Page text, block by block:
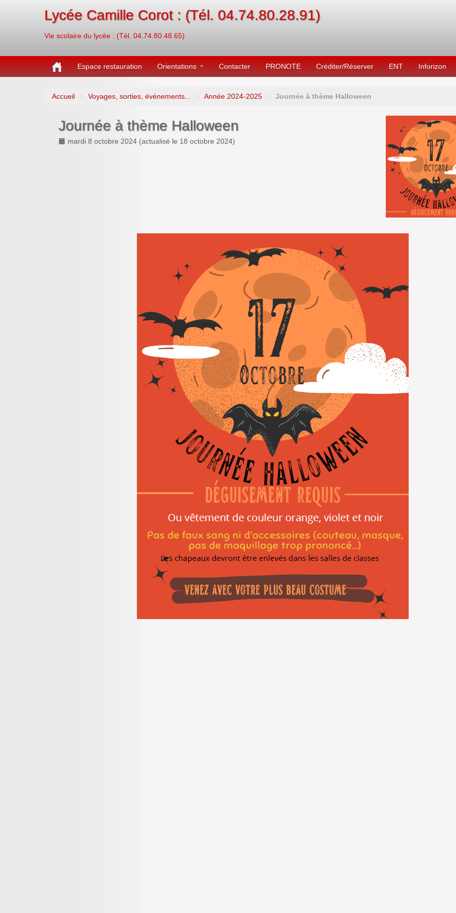
Lycée Camille Corot : (Tél. 04.74.80.28.91)
Vie scolaire du lycée : (Tél. 04.74.80.48.65)
Espace restauration Orientations Contacter PRONOTE Créditer/Réserver ENT Inforizon
Accueil > Voyages, sorties, événements... > Année 2024-2025 > Journée à thème Halloween
Journée à thème Halloween
mardi 8 octobre 2024 (actualisé le 18 octobre 2024)